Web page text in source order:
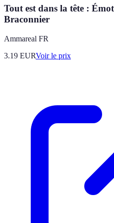
Tout est dans la tête :
Braconnier
Ammareal FR
3.19 EURVoir le prix